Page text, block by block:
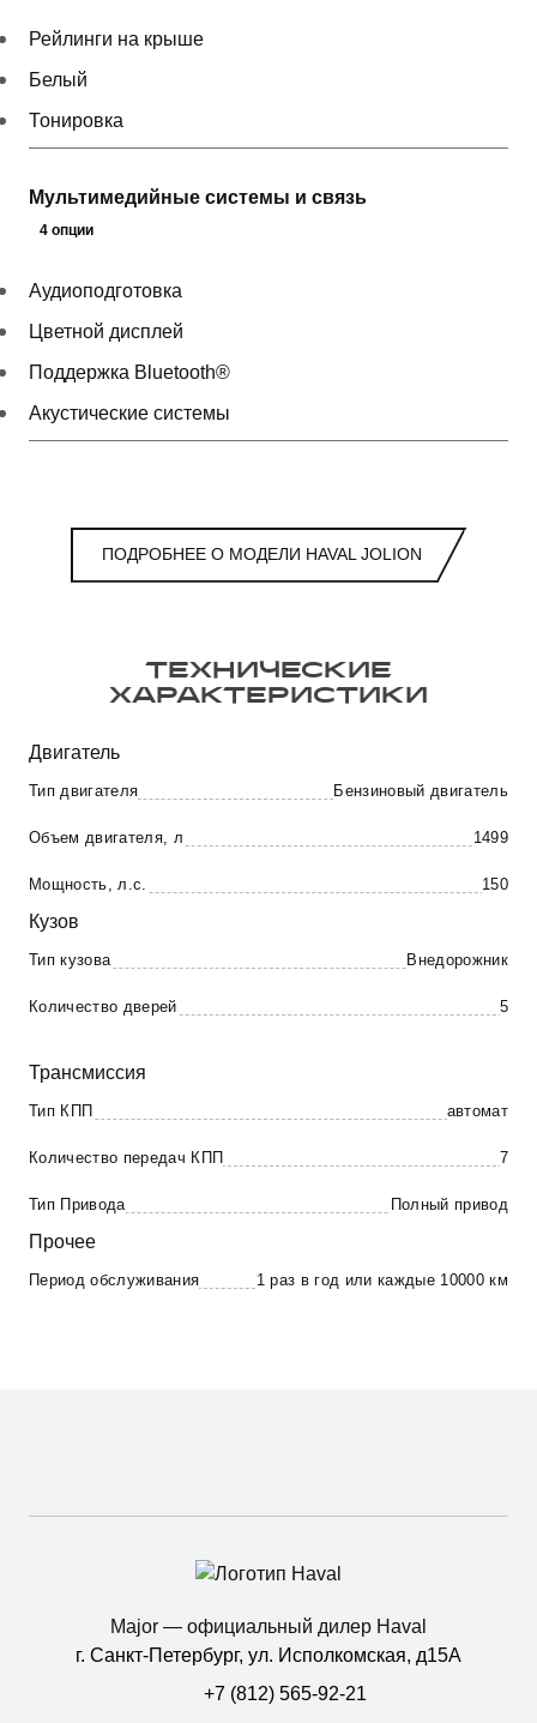
Рейлинги на крыше
Белый
Тонировка
Мультимедийные системы и связь
4 опции
Аудиоподготовка
Цветной дисплей
Поддержка Bluetooth®
Акустические системы
ПОДРОБНЕЕ О МОДЕЛИ HAVAL JOLION
ТЕХНИЧЕСКИЕ
ХАРАКТЕРИСТИКИ
Двигатель
Тип двигателя Бензиновый двигатель
Объем двигателя, л 1499
Мощность, л.с. 150
Кузов
Тип кузова Внедорожник
Количество дверей 5
Трансмиссия
Тип КПП автомат
Количество передач КПП 7
Тип Привода Полный привод
Прочее
Период обслуживания 1 раз в год или каждые 10000 км
Major — официальный дилер Haval
г. Санкт-Петербург, ул. Исполкомская, д15А
+7 (812) 565-92-21